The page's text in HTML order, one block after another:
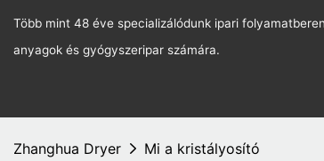
Több mint 48 éve specializálódunk ipari
anyagok és gyógyszeripar számára.
Zhanghua Dryer Mi a kristályosító